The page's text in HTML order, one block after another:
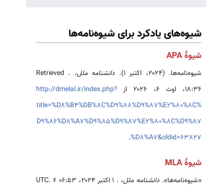
شیوه‌های یادکرد برای شیوه‌نامه‌ها
شیوهٔ APA
شیوه‌نامه‌ها. (۲۰۲۴، اکتبر ۱). دانشنامه ملل،
. Retrieved
http://dmelal.ir/index.php?
title=%D8%B4%DB%8C%D9%88%D9%87%E2%80%8C%
D9%86%D8%A7%D9%85%D9%87%E2%80%8C%D9%87
%D8%A7&oldid=63827
.
شیوهٔ MLA
«شیوه‌نامه‌ها». دانشنامه ملل،
. ۱ اکتبر ۲۰۲۴، ‏۰۶:۵۳ UTC. ۶